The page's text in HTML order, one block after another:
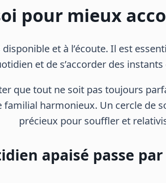
pour mieux
et à l’écoute. Il est
et de s’accorder des
que tout ne soit pas toujours
harmonieux. Un cercle de
précieux pour souffler et
apaisé passe